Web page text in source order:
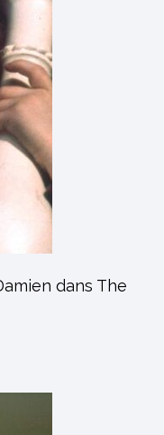
dans The